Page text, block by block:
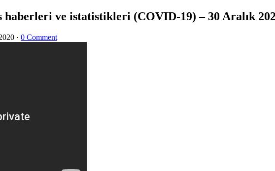
ve istatistikleri (COVID-19) – 30 Aralık
· 0 Comment